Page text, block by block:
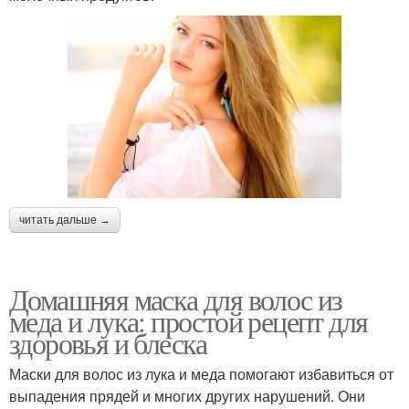
читать дальше →
Домашняя маска для волос из
меда и лука: простой рецепт для
здоровья и блеска
Маски для волос из лука и меда помогают избавиться от
выпадения прядей и многих других нарушений. Они